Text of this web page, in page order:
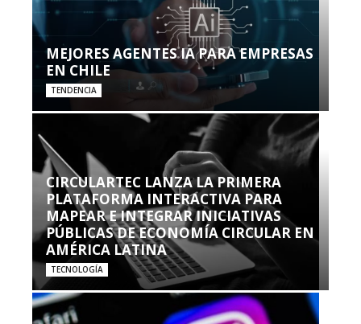
MEJORES AGENTES IA PARA EMPRESAS
EN CHILE
TENDENCIA
CIRCULARTEC LANZA LA PRIMERA
PLATAFORMA INTERACTIVA PARA
MAPEAR E INTEGRAR INICIATIVAS
PÚBLICAS DE ECONOMÍA CIRCULAR EN
AMÉRICA LATINA
TECNOLOGÍA